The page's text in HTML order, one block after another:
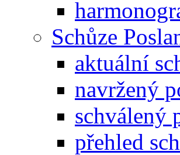
Schůze
aktuální
navržený
schválený
přehled